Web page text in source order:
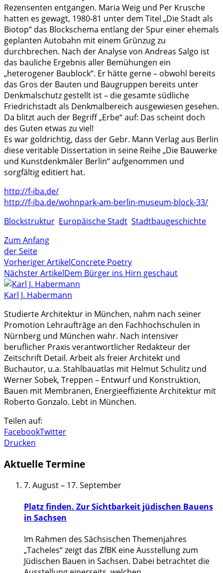
Rezensenten entgangen. Maria Weig und Per Krusche
hatten es gewagt, 1980-81 unter dem Titel „Die Stadt als
Biotop“ das Blockschema entlang der Spur einer ehemals
geplanten Autobahn mit einem Grünzug zu
durchbrechen. Nach der Analyse von Andreas Salgo ist
das bauliche Ergebnis aller Bemühungen ein
„heterogener Baublock“. Er hätte gerne – obwohl bereits
das Gros der Bauten und Baugruppen bereits unter
Denkmalschutz gestellt ist – die gesamte südliche
Friedrichstadt als Denkmalbereich ausgewiesen gesehen.
Da blitzt auch der Begriff „Erbe“ auf: Das scheint doch
des Guten etwas zu viel!
Es war goldrichtig, dass der Gebr. Mann Verlag aus Berlin
diese veritable Dissertation in seine Reihe „Die Bauwerke
und Kunstdenkmäler Berlin“ aufgenommen und
sorgfältig editiert hat.
http://f-iba.de/
http://f-iba.de/wohnpark-am-berlin-museum-block-33/
Blockstruktur Europäische Stadt Stadtbaugeschichte
Zum Anfang
der Seite
Vorheriger ArtikelConcrete Poetry
Nächster ArtikelDem Bürger ins Hirn geschaut
Karl J. Habermann
Studierte Architektur in München, nahm nach seiner
Promotion Lehraufträge an den Fachhochschulen in
Nürnberg und München wahr. Nach intensiver
beruflicher Praxis verantwortlicher Redakteur der
Zeitschrift Detail. Arbeit als freier Architekt und
Buchautor, u.a. Stahlbauatlas mit Helmut Schulitz und
Werner Sobek, Treppen – Entwurf und Konstruktion,
Bauen mit Membranen, Energieeffiziente Architektur mit
Roberto Gonzalo. Lebt in München.
Teilen auf:
FacebookTwitter
Drucken
Aktuelle Termine
7. August– 17. September
Platz finden. Zur Sichtbarkeit jüdischen Bauens
in Sachsen
Im Rahmen des Sächsischen Themenjahres
„Tacheles“ zeigt das ZfBK eine Ausstellung zum
Jüdischen Bauen in Sachsen. Dabei betrachtet die